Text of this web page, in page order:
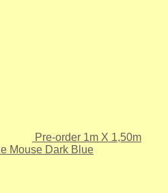
Pre-order 1m X 1,50m
Mouse Dark Blue